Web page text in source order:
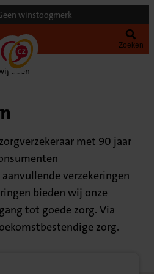
winstoogmerk
Zoeken
doen
met 90 jaar
verzekeringen
bieden wij onze
tot goede zorg. Via
zorg.